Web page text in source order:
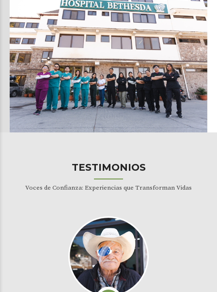
TESTIMONIOS
Voces de Confianza: Experiencias que Transforman Vidas